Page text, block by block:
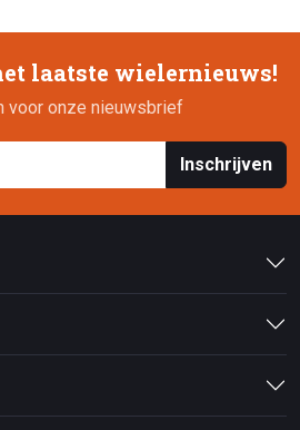
laatste wielernieuws!
voor onze nieuwsbrief
Inschrijven